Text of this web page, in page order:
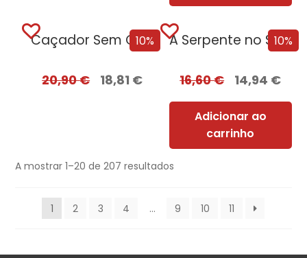
10%
Caçador Sem Coração Edição com EDGES
20,90€ 18,81 €
10%
A Serpente no Sótão
16,60€ 14,94 €
Adicionar ao
carrinho
A mostrar 1–20 de 207 resultados
1 2 3 4 … 9 10 11